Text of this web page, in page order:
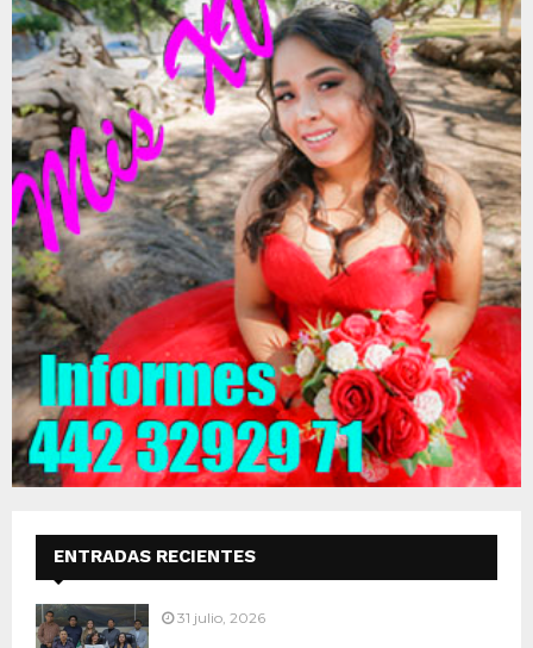
ENTRADAS RECIENTES
31 julio, 2026